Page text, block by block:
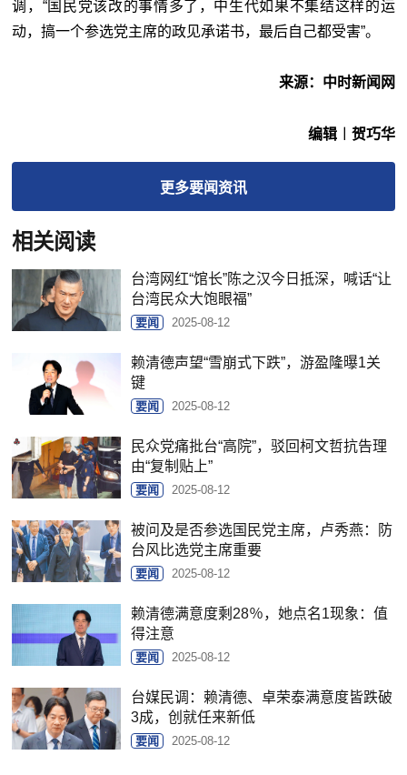
调，“国民党该改的事情多了，中生代如果不集结这样的运
动，搞一个参选党主席的政见承诺书，最后自己都受害”。
来源：中时新闻网
编辑︱贺巧华
更多要闻资讯
相关阅读
台湾网红“馆长”陈之汉今日抵深，喊话“让
台湾民众大饱眼福”
要闻 2025-08-12
赖清德声望“雪崩式下跌”，游盈隆曝1关
键
要闻 2025-08-12
民众党痛批台“高院”，驳回柯文哲抗告理
由“复制贴上”
要闻 2025-08-12
被问及是否参选国民党主席，卢秀燕：防
台风比选党主席重要
要闻 2025-08-12
赖清德满意度剩28％，她点名1现象：值
得注意
要闻 2025-08-12
台媒民调：赖清德、卓荣泰满意度皆跌破
3成，创就任来新低
要闻 2025-08-12